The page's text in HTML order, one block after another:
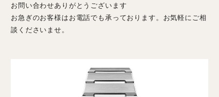
お問い合わせありがとうございます
お急ぎのお客様はお電話でも承っております。お気軽にご相
談くださいませ。